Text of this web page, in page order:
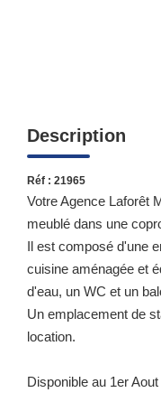
Description
Réf : 21965
Votre Agence Laforêt
meublé dans une
Il est composé d'une
cuisine aménagée et
d'eau, un WC et un
Un emplacement de
location.
Disponible au 1er Aout